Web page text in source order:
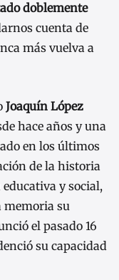
doblemente
cuenta de
más vuelva a
Joaquín López
hace años y una
en los últimos
de la historia
y social,
memoria su
el pasado 16
su capacidad